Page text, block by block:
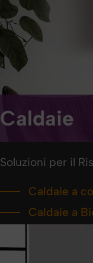
Caldaie
Soluzioni per il
Caldaie a
Caldaie a